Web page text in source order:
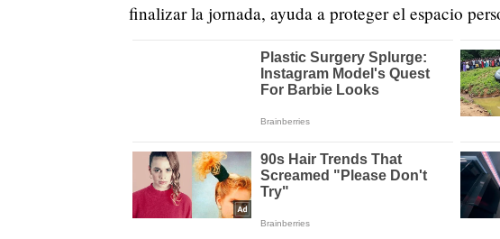
finalizar la jornada, ayuda a proteger el espacio